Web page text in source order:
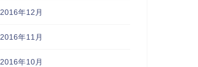
2016年12月
2016年11月
2016年10月